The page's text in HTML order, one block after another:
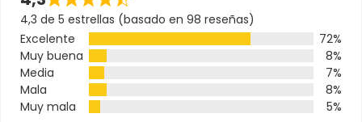
4,3 de 5 estrellas (basado en 98 reseñas)
Excelente
72%
Muy buena
8%
Media
7%
Mala
8%
Muy mala
5%